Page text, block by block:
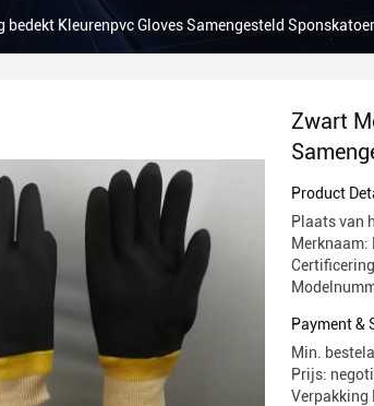
bedekt Kleurenpvc Gloves Samengesteld
Zwart
Product
Plaats van
Merknaam:
Payment &
Min.
Prijs:
Verpakking